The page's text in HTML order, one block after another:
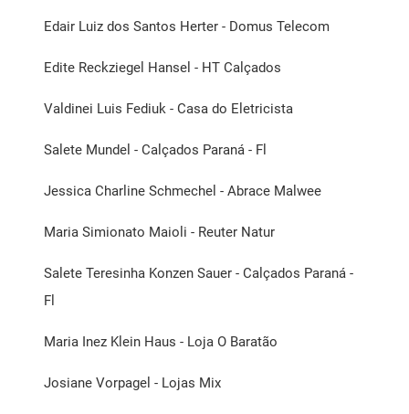
Edair Luiz dos Santos Herter - Domus Telecom
Edite Reckziegel Hansel - HT Calçados
Valdinei Luis Fediuk - Casa do Eletricista
Salete Mundel - Calçados Paraná - Fl
Jessica Charline Schmechel - Abrace Malwee
Maria Simionato Maioli - Reuter Natur
Salete Teresinha Konzen Sauer - Calçados Paraná -
Fl
Maria Inez Klein Haus - Loja O Baratão
Josiane Vorpagel - Lojas Mix